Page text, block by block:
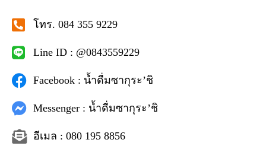
โทร. 084 355 9229
Line ID : @0843559229
Facebook : น้ำดื่มซากุระ’ชิ
Messenger : น้ำดื่มซากุระ’ชิ
อีเมล : 080 195 8856